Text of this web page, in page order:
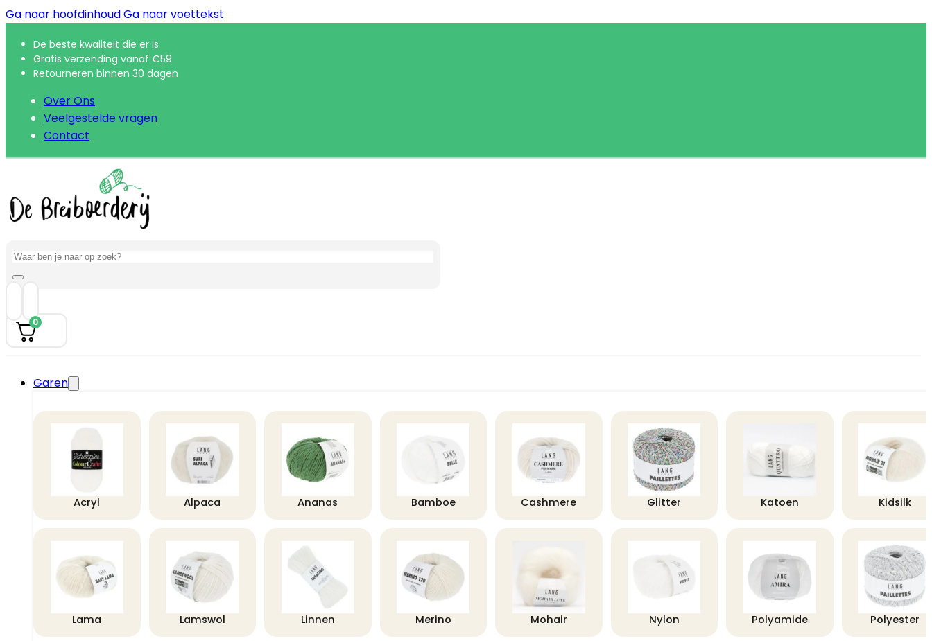
Ga naar hoofdinhoudGa naar voettekst
De beste kwaliteit die er is
Gratis verzending vanaf €59
Retourneren binnen 30 dagen
Over Ons
Veelgestelde vragen
Contact
Zoeken
0
Garen
Acryl Alpaca Ananas Bamboe Cashmere Glitter Katoen Kidsilk
Lama Lamswol Linnen Merino Mohair Nylon Polyamide Polyester